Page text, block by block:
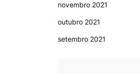
novembro 2021
outubro 2021
setembro 2021